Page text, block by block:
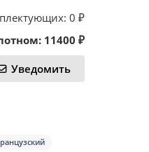
0 ₽
11400 ₽
Уведомить